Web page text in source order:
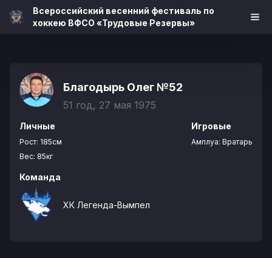
Всероссийский весенний фестиваль по
хоккею ВФСО «Трудовые Резервы»
Благодырь Олег №52
51 год, 27 мая 1975
Личные
Рост: 185см
Вес: 85кг
Игровые
Амплуа: Вратарь
Команда
ХК Легенда-Вымпел